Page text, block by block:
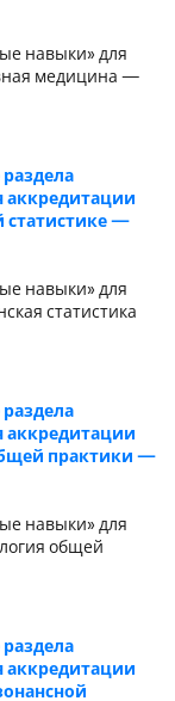
навыки» для
медицина —
аккредитации
статистике —
навыки» для
статистика
аккредитации
практики —
навыки» для
общей
аккредитации